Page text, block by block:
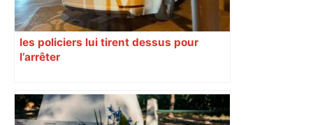
les policiers lui tirent dessus pour
l’arrêter